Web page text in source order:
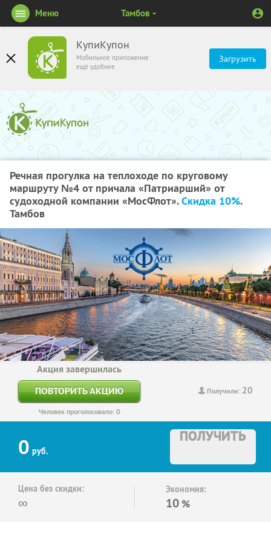
КупиКупон
Мобильное приложение
ещё удобнее
Загрузить
Меню Тамбов
Речная прогулка на теплоходе по круговому
маршруту №4 от причала «Патриарший» от
судоходной компании «МосФлот».Скидка 10%.
Тамбов
Получили: 20
Акция завершилась
ПОВТОРИТЬ АКЦИЮ
Человек проголосовало: 0
0 руб.
ПОЛУЧИТЬ
Цена без скидки:
∞
Экономия:
10 %